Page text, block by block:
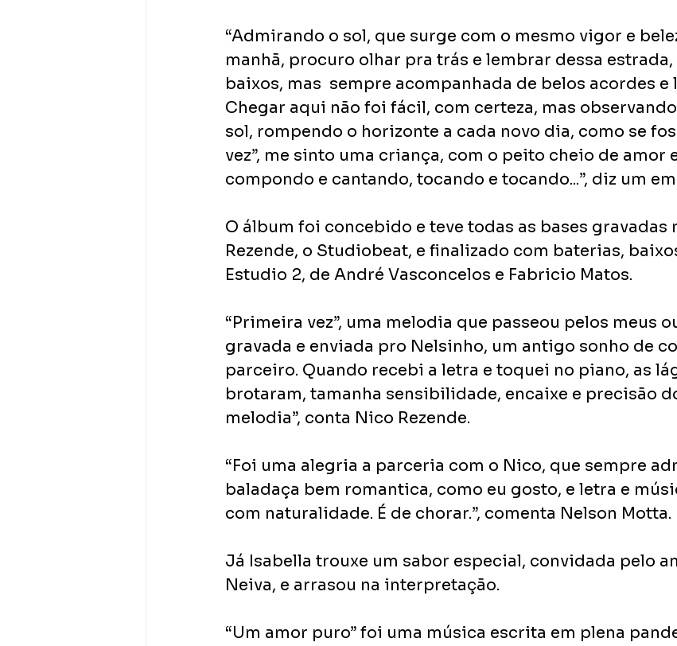
“Admirando o sol, que surge com o mesmo vigor e
manhã, procuro olhar pra trás e lembrar dessa
baixos, mas  sempre acompanhada de belos acordes
Chegar aqui não foi fácil, com certeza, mas
sol, rompendo o horizonte a cada novo dia, como se
vez”, me sinto uma criança, com o peito cheio de amor
compondo e cantando, tocando e tocando...”, diz um
O álbum foi concebido e teve todas as bases gravadas
Rezende, o Studiobeat, e finalizado com baterias,
Estudio 2, de André Vasconcelos e Fabricio Matos.
“Primeira vez”, uma melodia que passeou pelos meus
gravada e enviada pro Nelsinho, um antigo sonho de
parceiro. Quando recebi a letra e toquei no piano, as
brotaram, tamanha sensibilidade, encaixe e precisão
melodia”, conta Nico Rezende.
“Foi uma alegria a parceria com o Nico, que sempre
baladaça bem romantica, como eu gosto, e letra e
com naturalidade. É de chorar.”, comenta Nelson Motta.
Já Isabella trouxe um sabor especial, convidada pelo
Neiva, e arrasou na interpretação.
“Um amor puro” foi uma música escrita em plena